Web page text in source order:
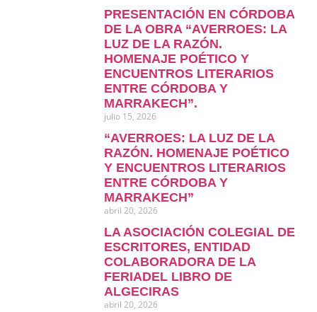
PRESENTACIÓN EN CÓRDOBA
DE LA OBRA “AVERROES: LA
LUZ DE LA RAZÓN.
HOMENAJE POÉTICO Y
ENCUENTROS LITERARIOS
ENTRE CÓRDOBA Y
MARRAKECH”.
julio 15, 2026
“AVERROES: LA LUZ DE LA
RAZÓN. HOMENAJE POÉTICO
Y ENCUENTROS LITERARIOS
ENTRE CÓRDOBA Y
MARRAKECH”
abril 20, 2026
LA ASOCIACIÓN COLEGIAL DE
ESCRITORES, ENTIDAD
COLABORADORA DE LA
FERIADEL LIBRO DE
ALGECIRAS
abril 20, 2026